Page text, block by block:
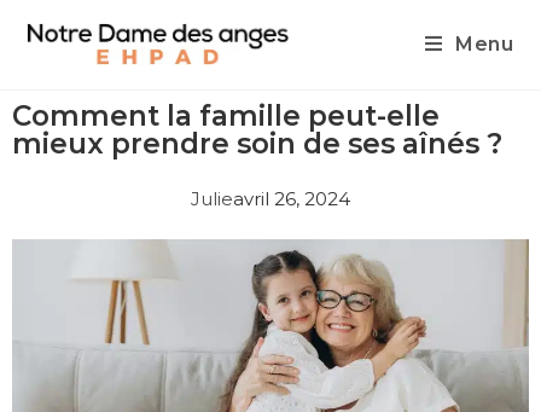
Menu
Comment la famille peut-elle
mieux prendre soin de ses aînés ?
Julieavril 26, 2024